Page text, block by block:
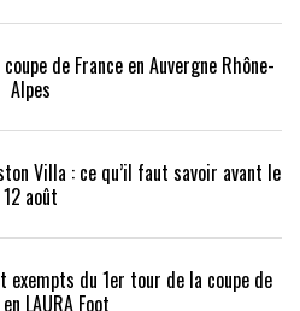
de France en Auvergne Rhône-
Alpes
Villa : ce qu’il faut savoir avant le
12 août
du 1er tour de la coupe de
LAURA Foot